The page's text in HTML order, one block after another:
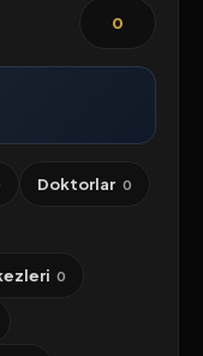
0
Doktorlar 0
0